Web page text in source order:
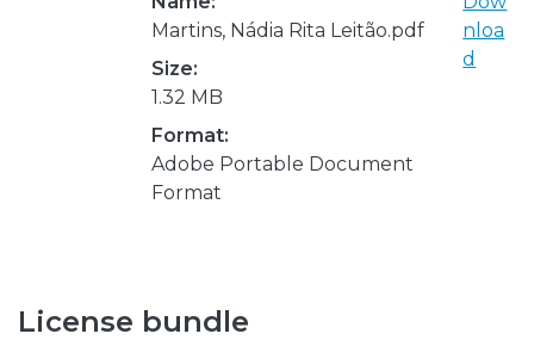
Martins, Nádia Rita Leitão.pdf
Size:
1.32 MB
Format:
Adobe Portable Document
Format
nloa
d
License bundle